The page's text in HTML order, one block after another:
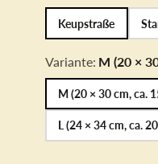
Keupstraße
Variante: M (20 ×
M (20 × 30 cm, ca.
L (24 × 34 cm, ca.